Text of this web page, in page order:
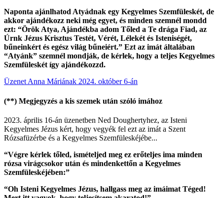
Naponta ajánlhatod Atyádnak egy Kegyelmes Szemfüleskét, de
akkor ajándékozz neki még egyet, és minden szemnél mondd
ezt: “Örök Atya, Ajándékba adom Tőled a Te drága Fiad, az
Úrnk Jézus Krisztus Testét, Vérét, Lélekét és Isteniségét,
bűneinkért és egész világ bűneiért.” Ezt az imát általában
“Atyánk” szemnél mondják, de kérlek, hogy a teljes Kegyelmes
Szemfüleskét így ajándékozzd.
Üzenet Anna Máriának 2024. október 6-án
(**) Megjegyzés a kis szemek után szóló imához
2023. április 16-án üzenetben Ned Doughertyhez, az Isteni
Kegyelmes Jézus kért, hogy vegyék fel ezt az imát a Szent
Rózsafüzérbe és a Kegyelmes Szemfüleskéjébe...
“Végre kérlek tőled, ismételjed meg ez erőteljes ima minden
rózsa virágcsokor után és mindenkettőn a Kegyelmes
Szemfüleskéjében:”
“Oh Isteni Kegyelmes Jézus, hallgass meg az imáimat Téged!